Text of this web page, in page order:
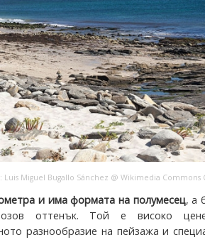
Luis Miguel Bugallo Sánchez @ Wikimedia Сommons
и има формата на полумесец, а
оттенък. Той е високо
разнообразие на пейзажа и